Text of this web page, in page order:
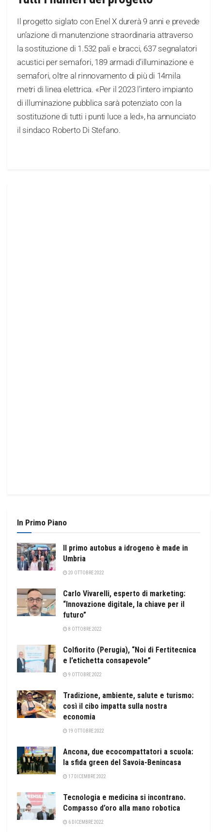
Il progetto siglato con Enel X durerà 9 anni e prevede
un’azione di manutenzione straordinaria attraverso
la sostituzione di 1.532 pali e bracci, 637 segnalatori
acustici per semafori, 189 armadi d’illuminazione e
semafori, oltre al rinnovamento di più di 14mila
metri di linea elettrica. «Per il 2023 l’intero impianto
di illuminazione pubblica sarà potenziato con la
sostituzione di tutti i punti luce a led», ha annunciato
il sindaco Roberto Di Stefano.
In Primo Piano
Il primo autobus a idrogeno è made in
Umbria
20 OTTOBRE 2022
Carlo Vivarelli, esperto di marketing:
“Innovazione digitale, la chiave per il
futuro”
8 OTTOBRE 2022
Colfiorito (Perugia), “Noi di Fertitecnica
e l’etichetta consapevole”
9 OTTOBRE 2022
Tradizione, ambiente, salute e turismo:
così il cibo impatta sulla nostra
economia
19 OTTOBRE 2022
Ancona, due ecocompattatori a scuola:
la sfida green del Savoia-Benincasa
17 DICEMBRE 2022
Tecnologia e medicina si incontrano.
Compasso d’oro alla mano robotica
6 DICEMBRE 2022